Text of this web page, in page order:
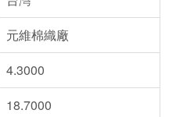
元維棉織廠
4.3000
18.7000